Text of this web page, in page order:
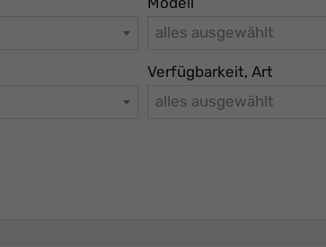
alles ausgewählt
Verfügbarkeit, Art
alles ausgewählt